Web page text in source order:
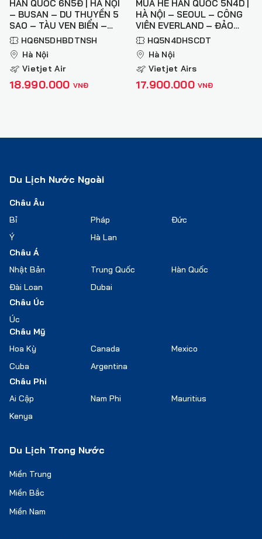
HÀN QUỐC 6N5Đ | HÀ NỘI
– BUSAN – DU THUYỀN 5
SAO – TÀU VEN BIỂN –
NAMI – SEOUL – HÀ NỘI
HQ6N5DHBDTNSH
Hà Nội
Vietjet Air
18.990.000 VNĐ
MÙA HÈ HÀN QUỐC 5N4D |
HÀ NỘI – SEOUL – CÔNG
VIÊN EVERLAND – ĐẢO
NAMI – THÁP NAMSAN
HQ5N4DHSCDT
Hà Nội
Vietjet Airs
17.900.000 VNĐ
Du Lịch Nước Ngoài
Châu Âu
Bỉ
Pháp
Đức
Ý
Hà Lan
Châu Á
Nhật Bản
Trung Quốc
Hàn Quốc
Đài Loan
Dubai
Châu Úc
Úc
Châu Mỹ
Hoa Kỳ
Canada
Mexico
Cuba
Argentina
Châu Phi
Ai Cập
Nam Phi
Mauritius
Kenya
Du Lịch Trong Nước
Miền Trung
Miền Bắc
Miền Nam